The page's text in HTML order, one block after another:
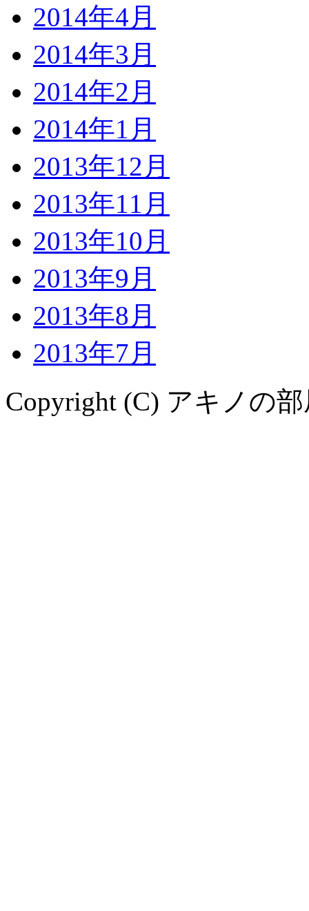
2014年4月
2014年3月
2014年2月
2014年1月
2013年12月
2013年11月
2013年10月
2013年9月
2013年8月
2013年7月
Copyright (C) アキノの部